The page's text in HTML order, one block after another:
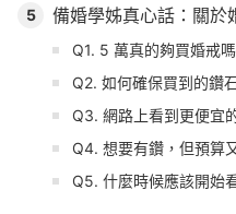
5 備婚學姊真心話：關於
Q1. 5 萬真的夠買婚戒
Q2. 如何確保買到的鑽
Q3. 網路上看到更便宜
Q4. 想要有鑽，但預算
Q5. 什麼時候應該開始